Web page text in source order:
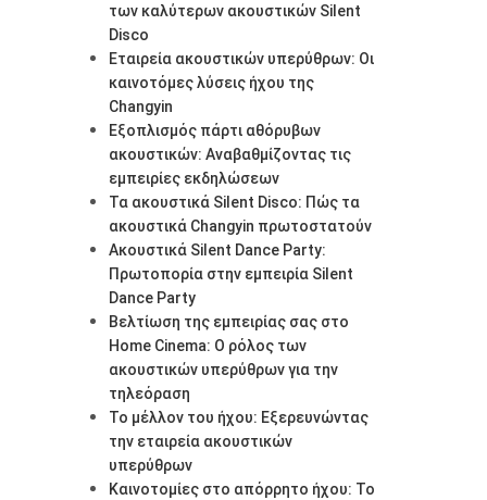
των καλύτερων ακουστικών Silent
Disco
Εταιρεία ακουστικών υπερύθρων: Οι
καινοτόμες λύσεις ήχου της
Changyin
Εξοπλισμός πάρτι αθόρυβων
ακουστικών: Αναβαθμίζοντας τις
εμπειρίες εκδηλώσεων
Τα ακουστικά Silent Disco: Πώς τα
ακουστικά Changyin πρωτοστατούν
Ακουστικά Silent Dance Party:
Πρωτοπορία στην εμπειρία Silent
Dance Party
Βελτίωση της εμπειρίας σας στο
Home Cinema: Ο ρόλος των
ακουστικών υπερύθρων για την
τηλεόραση
Το μέλλον του ήχου: Εξερευνώντας
την εταιρεία ακουστικών
υπερύθρων
Καινοτομίες στο απόρρητο ήχου: Το